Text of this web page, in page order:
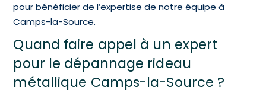
pour bénéficier de l’expertise de notre équipe à
Camps-la-Source.
Quand faire appel à un expert
pour le dépannage rideau
métallique Camps-la-Source ?